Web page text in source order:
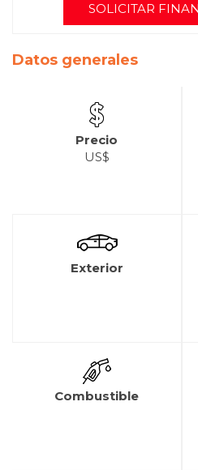
SOLICITAR
Datos generales
Precio
US$
Exterior
Combustible